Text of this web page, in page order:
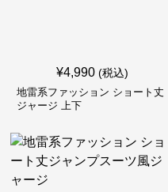
¥4,990 (税込)
地雷系ファッション ショート丈
ジャージ 上下